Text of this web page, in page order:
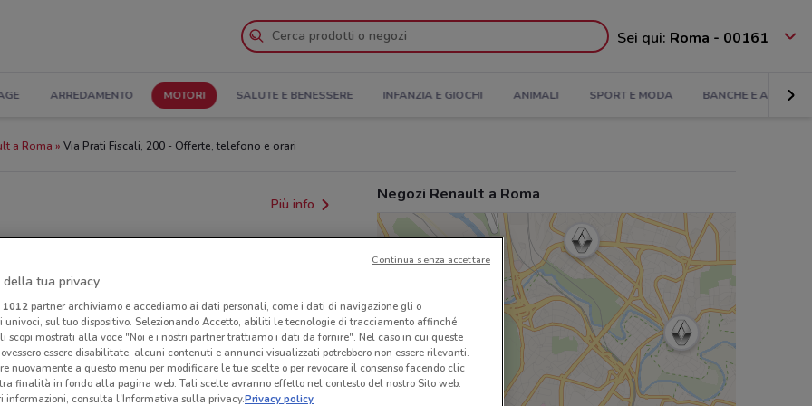
Sei qui: Roma - 00161
ARREDAMENTO MOTORI SALUTE E BENESSERE INFANZIA E GIOCHI ANIMALI SPORT E MODA BANCHE E
a Roma Via Prati Fiscali, 200 - Offerte, telefono e orari
Più info
regionali o nazionali. Verifica l’accuratezza
Negozi Renault a Roma
della tua privacy
1012partner archiviamo e accediamo ai dati personali, come i dati di navigazione gli o
sul tuo dispositivo. Selezionando Accetto, abiliti le tecnologie di tracciamento affinché
scopi mostrati alla voce "Noi e i nostri partner trattiamo i dati da fornire". Nel caso in cui queste
essere disabilitate, alcuni contenuti e annunci visualizzati potrebbero non essere rilevanti.
nuovamente a questo menu per modificare le tue scelte o per revocare il consenso facendo clic
finalità in fondo alla pagina web. Tali scelte avranno effetto nel contesto del nostro Sito web.
informazioni, consulta l'Informativa sulla privacy.Privacy policy
Continua senza accettare